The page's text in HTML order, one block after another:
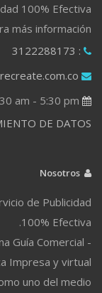
100% Efectiva
más información
: 3122288173
DE DATOS
de Publicidad
100% Efectiva.
Guía Comercial -
Impresa y virtual.
uno del medio